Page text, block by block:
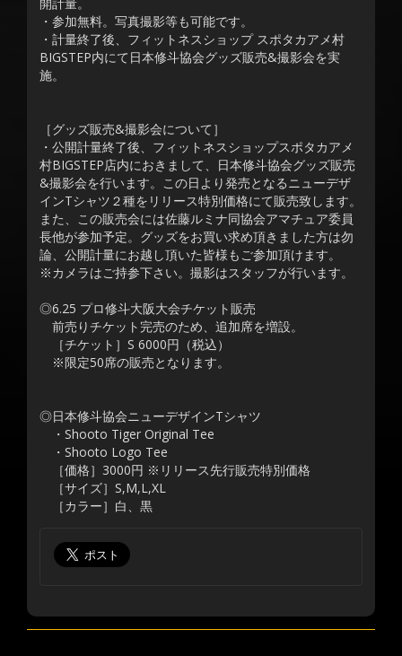
・参加無料。写真撮影等も可能です。
・計量終了後、フィットネスショップ スポタカアメ村
BIGSTEP内にて日本修斗協会グッズ販売&撮影会を実
施。
［グッズ販売&撮影会について］
・公開計量終了後、フィットネスショップスポタカアメ
村BIGSTEP店内におきまして、日本修斗協会グッズ販売
&撮影会を行います。この日より発売となるニューデザ
インTシャツ２種をリリース特別価格にて販売致します。
また、この販売会には佐藤ルミナ同協会アマチュア委員
長他が参加予定。グッズをお買い求め頂きました方は勿
論、公開計量にお越し頂いた皆様もご参加頂けます。
※カメラはご持参下さい。撮影はスタッフが行います。
◎6.25 プロ修斗大阪大会チケット販売
前売りチケット完売のため、追加席を増設。
［チケット］S 6000円（税込）
※限定50席の販売となります。
◎日本修斗協会ニューデザインTシャツ
・Shooto Tiger Original Tee
・Shooto Logo Tee
［価格］3000円 ※リリース先行販売特別価格
［サイズ］S,M,L,XL
［カラー］白、黒